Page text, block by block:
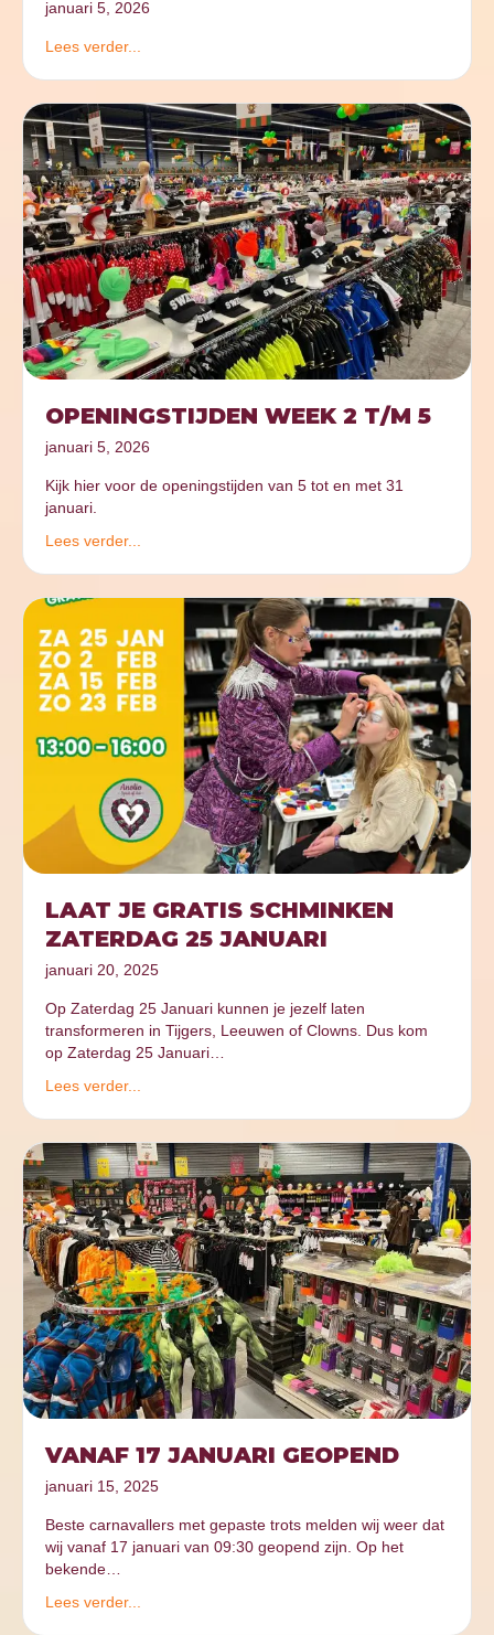
januari 5, 2026
Lees verder...
OPENINGSTIJDEN WEEK 2 T/M 5
januari 5, 2026
Kijk hier voor de openingstijden van 5 tot en met 31
januari.
Lees verder...
LAAT JE GRATIS SCHMINKEN
ZATERDAG 25 JANUARI
januari 20, 2025
Op Zaterdag 25 Januari kunnen je jezelf laten
transformeren in Tijgers, Leeuwen of Clowns. Dus kom
op Zaterdag 25 Januari…
Lees verder...
VANAF 17 JANUARI GEOPEND
januari 15, 2025
Beste carnavallers met gepaste trots melden wij weer dat
wij vanaf 17 januari van 09:30 geopend zijn. Op het
bekende…
Lees verder...